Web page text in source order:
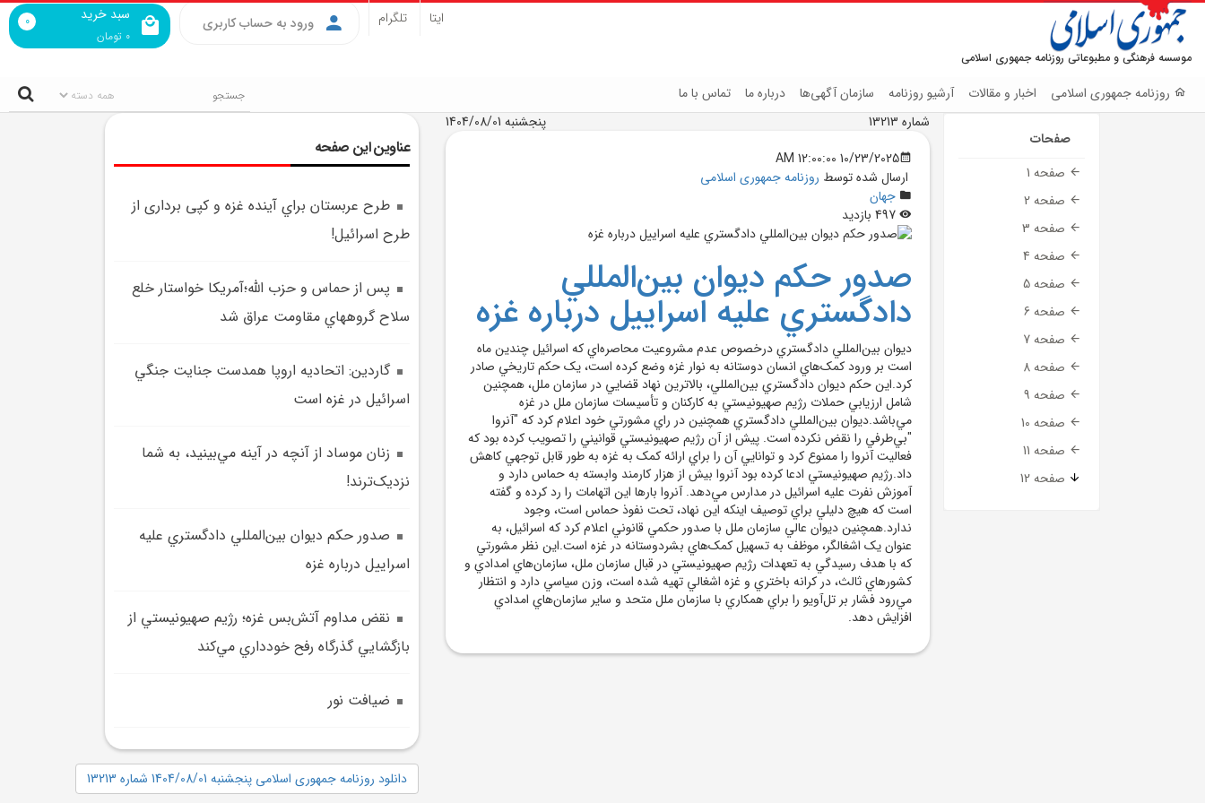
موسسه فرهنگی و مطبوعاتی روزنامه جمهوری اسلامی
سبد خرید
0 تومان
0 ورود به حساب کاربری ایتا تلگرام
روزنامه جمهوری اسلامی اخبار و مقالات آرشیو روزنامه سازمان آگهی‌ها درباره ما تماس با ما
صفحات
صفحه 1
صفحه 2
صفحه 3
صفحه 4
صفحه 5
صفحه 6
صفحه 7
صفحه 8
صفحه 9
صفحه 10
صفحه 11
صفحه 12
شماره 13213
پنجشنبه 1404/08/01
10/23/2025 12:00:00 AM
ارسال شده توسط روزنامه جمهوری اسلامی
جهان
صدور حکم ديوان بين‌المللي
دادگستري عليه اسراييل درباره غزه
ديوان بين‌المللي دادگستري درخصوص عدم مشروعيت محاصره‌اي که اسرائيل چندين ماه
است بر ورود کمک‌هاي انسان دوستانه به نوار غزه وضع کرده است، يک حکم تاريخي صادر
کرد.اين حکم ديوان دادگستري بين‌المللي، بالاترين نهاد قضايي در سازمان ملل، همچنين
شامل ارزيابي حملات رژيم صهيونيستي به کارکنان و تأسيسات سازمان ملل در غزه
مي‌باشد.ديوان بين‌المللي دادگستري همچنين در راي مشورتي خود اعلام کرد که "آنروا
"بي‌طرفي را نقض نکرده است. پيش از آن رژيم صهيونيستي قوانيني را تصويب کرده بود که
فعاليت آنروا را ممنوع کرد و توانايي آن را براي ارائه کمک به غزه به طور قابل توجهي کاهش
داد.رژيم صهيونيستي ادعا کرده بود آنروا بيش از هزار کارمند وابسته به حماس دارد و
آموزش نفرت عليه اسرائيل در مدارس مي‌دهد. آنروا بار‌ها اين اتهامات را رد کرده و گفته
است که هيچ دليلي براي توصيف اينکه اين نهاد، تحت نفوذ حماس است، وجود
ندارد.همچنين ديوان عالي سازمان ملل با صدور حکمي قانوني اعلام کرد که اسرائيل، به
عنوان يک اشغالگر، موظف به تسهيل کمک‌هاي بشردوستانه در غزه است.اين نظر مشورتي
که با هدف رسيدگي به تعهدات رژيم صهيونيستي در قبال سازمان ملل، سازمان‌هاي امدادي و
کشور‌هاي ثالث، در کرانه باختري و غزه اشغالي تهيه شده است، وزن سياسي دارد و انتظار
مي‌رود فشار بر تل‌آويو را براي همکاري با سازمان ملل متحد و ساير سازمان‌هاي امدادي
افزايش دهد.
عناوین این صفحه
طرح عربستان براي آينده غزه و کپی برداری از
طرح اسرائیل!
پس از حماس و حزب الله؛آمريکا خواستار خلع
سلاح گروههاي مقاومت عراق شد
گاردين: اتحاديه اروپا همدست جنايت جنگي
اسرائيل در غزه است
زنان موساد از آنچه در آينه مي‌بينيد، به شما
نزديک‌ترند!
صدور حکم ديوان بين‌المللي دادگستري عليه
اسراييل درباره غزه
نقض مداوم آتش‌بس غزه؛ رژيم صهيونيستي از
بازگشايي گذرگاه رفح خودداري مي‌کند
ضيافت نور
دانلود روزنامه جمهوری اسلامی پنجشنبه 1404/08/01 شماره 13213